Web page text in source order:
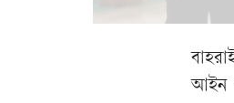
আইন